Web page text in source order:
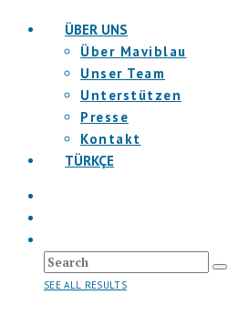
ÜBER UNS
Über Maviblau
Unser Team
Unterstützen
Presse
Kontakt
TÜRKÇE
SEE ALL RESULTS